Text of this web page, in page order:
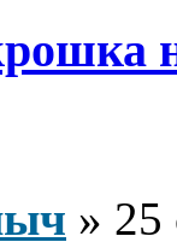
» 25